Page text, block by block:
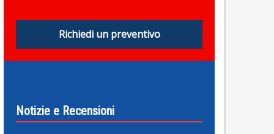
Richiedi un preventivo
Notizie e Recensioni